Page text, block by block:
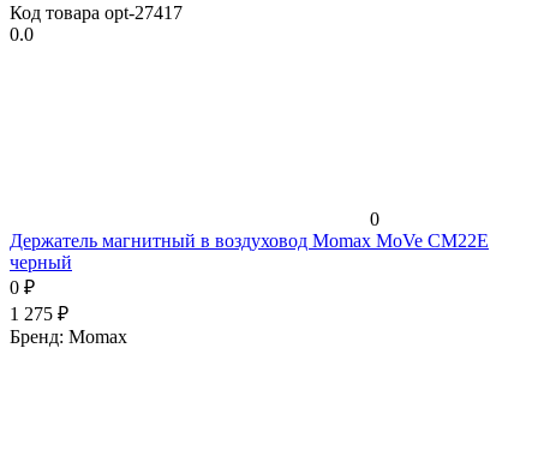
Код товара opt-27417
0.0
0
Держатель магнитный в воздуховод Momax MoVe CM22E
черный
0 ₽
1 275 ₽
Бренд: Momax